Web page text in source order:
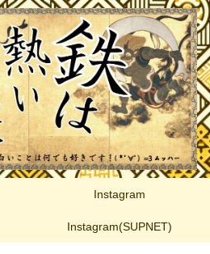
Instagram
Instagram(SUPNET)